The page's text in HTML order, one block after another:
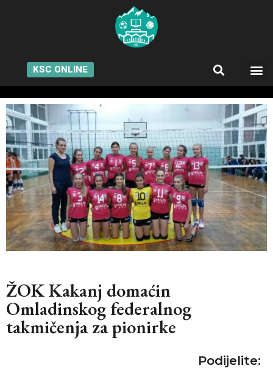
KSC ONLINE
ŽOK Kakanj domaćin
Omladinskog federalnog
takmičenja za pionirke
Podijelite: